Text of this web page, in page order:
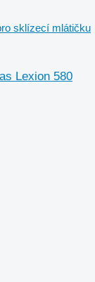
sklízecí mlátičku
Lexion 580